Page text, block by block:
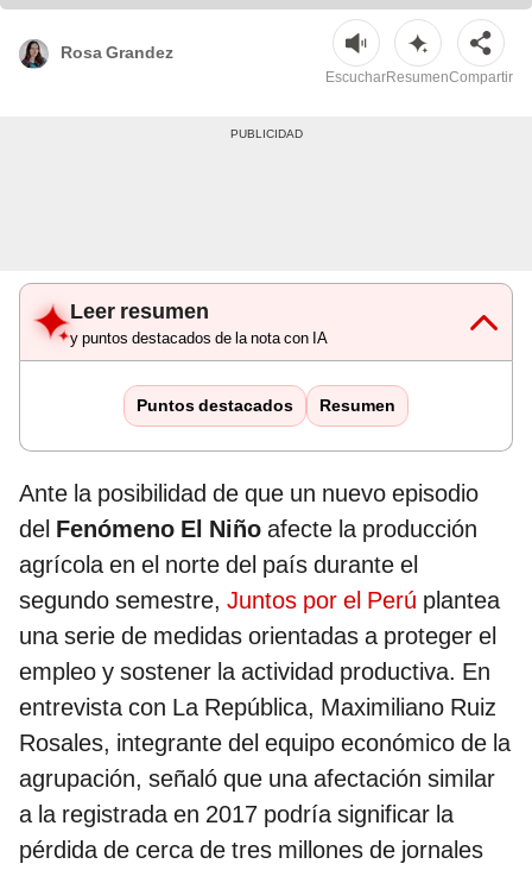
efectos de un nuevo Fenómeno El Niño. | Composición LR/ Difusión
Rosa Grandez
EscucharResumenCompartir
Leer resumen
y puntos destacados de la nota con IA
Puntos destacados Resumen
Ante la posibilidad de que un nuevo episodio
del Fenómeno El Niño afecte la producción
agrícola en el norte del país durante el
segundo semestre, Juntos por el Perú plantea
una serie de medidas orientadas a proteger el
empleo y sostener la actividad productiva. En
entrevista con La República, Maximiliano Ruiz
Rosales, integrante del equipo económico de la
agrupación, señaló que una afectación similar
a la registrada en 2017 podría significar la
pérdida de cerca de tres millones de jornales